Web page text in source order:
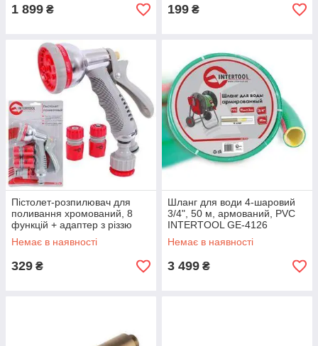
1 899 ₴ 199 ₴
Пістолет-розпилювач для
поливання хромований, 8
функцій + адаптер з різзю
1/2", 3/4" і 2 конектори для
шланга 1/2" INTERTOOL
Немає в наявності
329 ₴
Шланг для води 4-шаровий
3/4", 50 м, армований, PVC
INTERTOOL GE-4126
Немає в наявності
3 499 ₴